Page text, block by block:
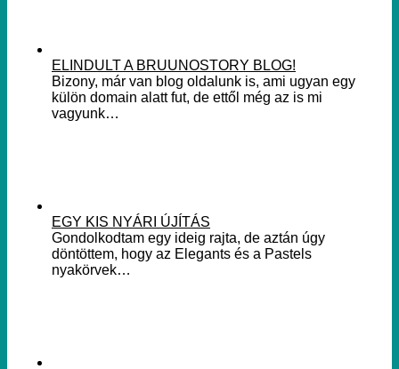
ELINDULT A BRUUNOSTORY BLOG!
Bizony, már van blog oldalunk is, ami ugyan egy
külön domain alatt fut, de ettől még az is mi
vagyunk…
EGY KIS NYÁRI ÚJÍTÁS
Gondolkodtam egy ideig rajta, de aztán úgy
döntöttem, hogy az Elegants és a Pastels
nyakörvek…